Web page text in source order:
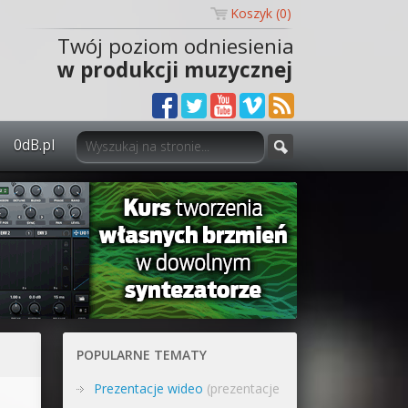
Koszyk (0)
Twój poziom odniesienia
w produkcji muzycznej
0dB.pl
0dB.pl - informacje
Newsletter
Materiały dla mediów
Archiwum aktualności
POPULARNE TEMATY
Prezentacje wideo (prezentacje